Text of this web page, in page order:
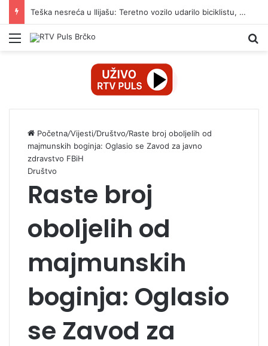
Teška nesreća u Ilijašu: Teretno vozilo udarilo biciklistu, 75-godišnjak zadržan u bolnici
Izbornik
Početna/Vijesti/Društvo/Raste broj oboljelih od
majmunskih boginja: Oglasio se Zavod za javno
zdravstvo FBiH
Društvo
Raste broj
oboljelih od
majmunskih
boginja: Oglasio
se Zavod za